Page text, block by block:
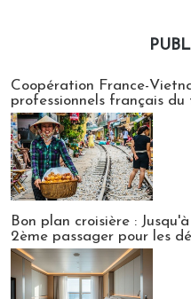
Coopération France-
professionnels français du
Bon plan croisière :
2ème passager pour les